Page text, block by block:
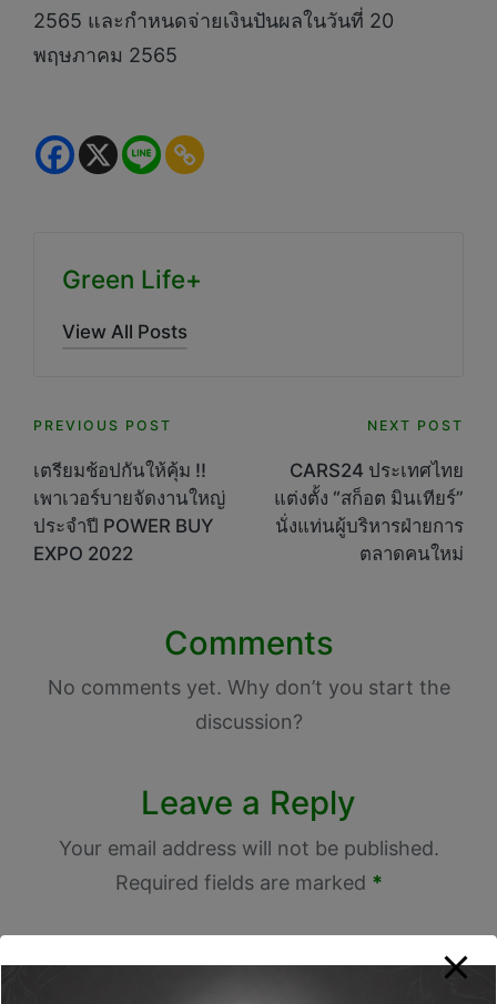
2565 และกำหนดจ่ายเงินปันผลในวันที่ 20
พฤษภาคม 2565
Green Life+
View All Posts
Post
navigation
PREVIOUS POST
เตรียมช้อปกันให้คุ้ม !!
เพาเวอร์บายจัดงานใหญ่
ประจำปี POWER BUY
EXPO 2022
NEXT POST
CARS24 ประเทศไทย
แต่งตั้ง “สก็อต มินเทียร์”
นั่งแท่นผู้บริหารฝ่ายการ
ตลาดคนใหม่
Comments
No comments yet. Why don’t you start the
discussion?
Leave a Reply
Your email address will not be published.
Required fields are marked *